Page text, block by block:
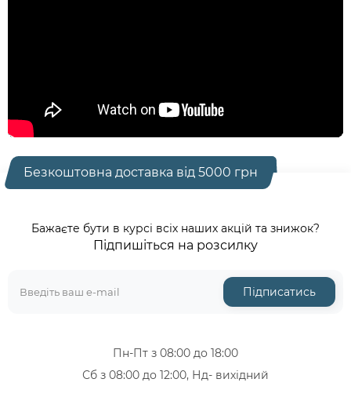
Безкоштовна доставка від 5000 грн
Бажаєте бути в курсі всіх наших акцій та знижок?
Підпишіться на розсилку
Підписатись
Пн-Пт з 08:00 до 18:00
Сб з 08:00 до 12:00, Нд- вихідний